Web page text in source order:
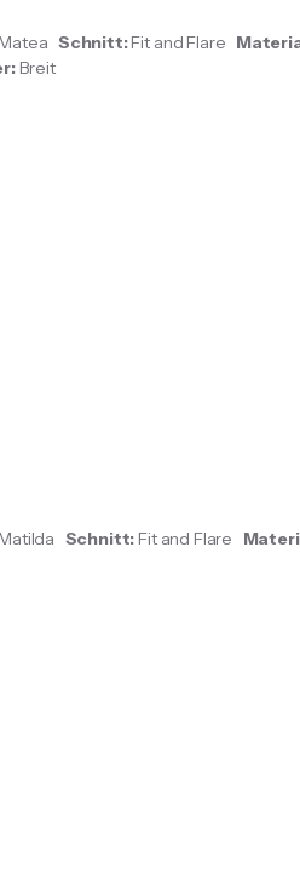
Matea Schnitt:Fit and Flare
Breit
Matilda Schnitt: Fit and Flare